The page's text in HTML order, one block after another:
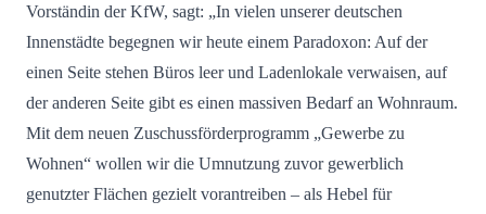
Vorständin der KfW, sagt: „In vielen unserer deutschen
Innenstädte begegnen wir heute einem Paradoxon: Auf der
einen Seite stehen Büros leer und Ladenlokale verwaisen, auf
der anderen Seite gibt es einen massiven Bedarf an Wohnraum.
Mit dem neuen Zuschussförderprogramm „Gewerbe zu
Wohnen“ wollen wir die Umnutzung zuvor gewerblich
genutzter Flächen gezielt vorantreiben – als Hebel für